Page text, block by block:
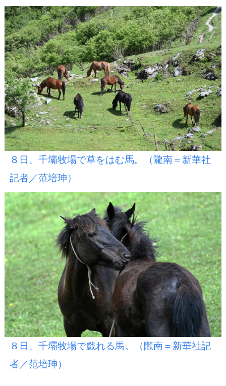
８日、千壩牧場で草をはむ馬。（隴南＝新華社
記者／范培珅）
８日、千壩牧場で戯れる馬。（隴南＝新華社記
者／范培珅）